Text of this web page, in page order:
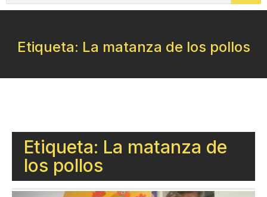
Etiqueta: La matanza de los pollos
Etiqueta: La matanza de
los pollos